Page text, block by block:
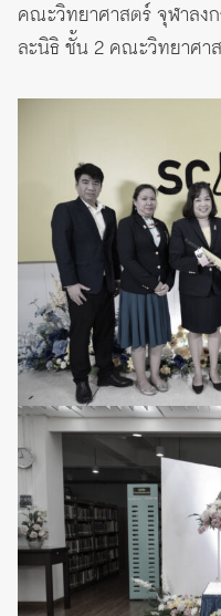
คณะวิทยาศาสตร์ จุฬาล
ละนิธิ ชั้น 2 คณะวิทยาศา